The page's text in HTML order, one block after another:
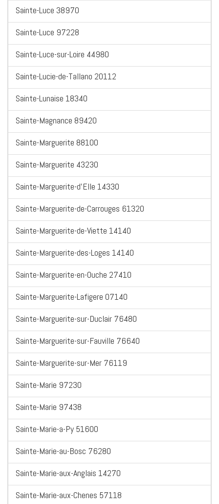
Sainte-Luce 38970
Sainte-Luce 97228
Sainte-Luce-sur-Loire 44980
Sainte-Lucie-de-Tallano 20112
Sainte-Lunaise 18340
Sainte-Magnance 89420
Sainte-Marguerite 88100
Sainte-Marguerite 43230
Sainte-Marguerite-d'Elle 14330
Sainte-Marguerite-de-Carrouges 61320
Sainte-Marguerite-de-Viette 14140
Sainte-Marguerite-des-Loges 14140
Sainte-Marguerite-en-Ouche 27410
Sainte-Marguerite-Lafigere 07140
Sainte-Marguerite-sur-Duclair 76480
Sainte-Marguerite-sur-Fauville 76640
Sainte-Marguerite-sur-Mer 76119
Sainte-Marie 97230
Sainte-Marie 97438
Sainte-Marie-a-Py 51600
Sainte-Marie-au-Bosc 76280
Sainte-Marie-aux-Anglais 14270
Sainte-Marie-aux-Chenes 57118